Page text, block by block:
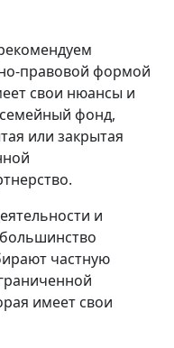
правовой формой
свои нюансы и
фонд,
или закрытая
и
частную
имеет свои